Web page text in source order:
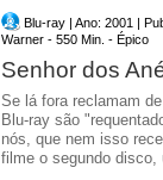
Blu-ray | Ano: 2001 |
Warner - 550 Min. - Épico
Senhor dos
Se lá fora reclamam
Blu-ray são
nós, que nem isso
filme o segundo